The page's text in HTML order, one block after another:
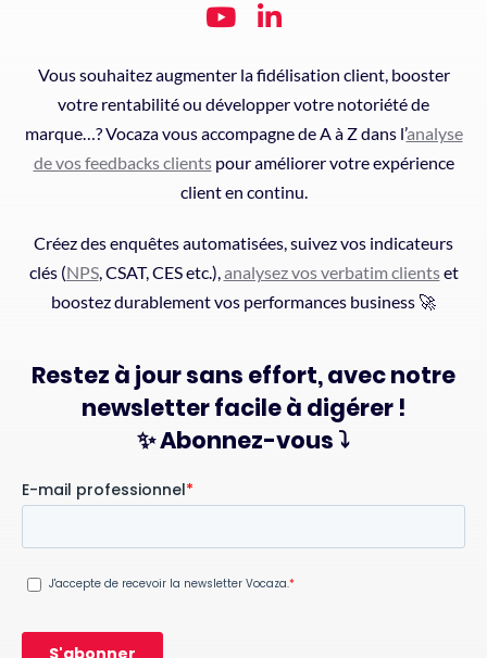
Vous souhaitez augmenter la fidélisation client, booster
votre rentabilité ou développer votre notoriété de
marque…? Vocaza vous accompagne de A à Z dans l’analyse
de vos feedbacks clientspour améliorer votre expérience
client en continu.
Créez des enquêtes automatisées, suivez vos indicateurs
clés (NPS, CSAT, CES etc.),analysez vos verbatim clientset
boostez durablement vos performances business 🚀
Restez à jour sans effort, avec notre
newsletter facile à digérer !
✨ Abonnez-vous ⤵️